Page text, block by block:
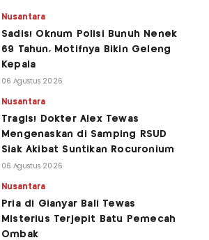
Nusantara
Sadis! Oknum Polisi Bunuh Nenek
69 Tahun, Motifnya Bikin Geleng
Kepala
06 Agustus 2026
Nusantara
Tragis! Dokter Alex Tewas
Mengenaskan di Samping RSUD
Siak Akibat Suntikan Rocuronium
06 Agustus 2026
Nusantara
Pria di Gianyar Bali Tewas
Misterius Terjepit Batu Pemecah
Ombak